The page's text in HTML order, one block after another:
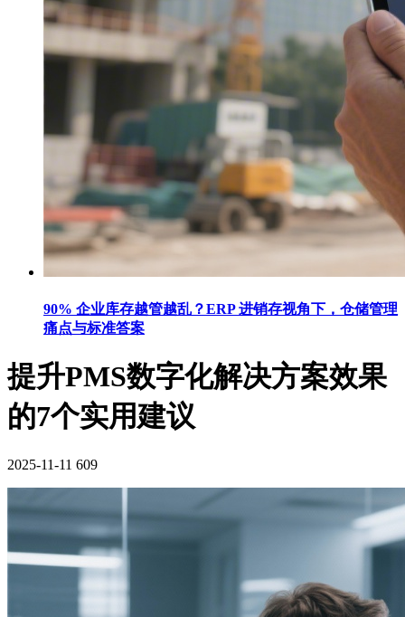
90% 企业库存越管越乱？ERP 进销存视角下，仓储管理
痛点与标准答案
提升PMS数字化解决方案效果
的7个实用建议
2025-11-11 609